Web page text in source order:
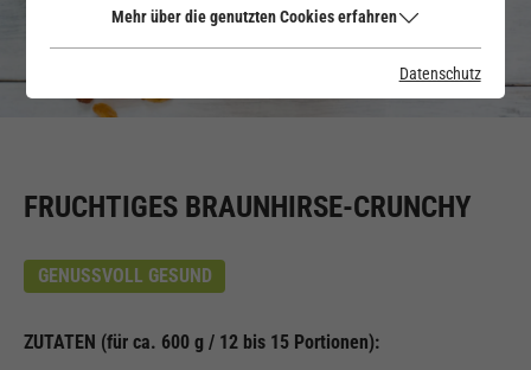
FRUCHTIGES BRAUNHIRSE-CRUNCHY
GENUSSVOLL GESUND
ZUTATEN (für ca. 600 g / 12 bis 15 Portionen):
Mehr über die genutzten Cookies erfahren
Datenschutz